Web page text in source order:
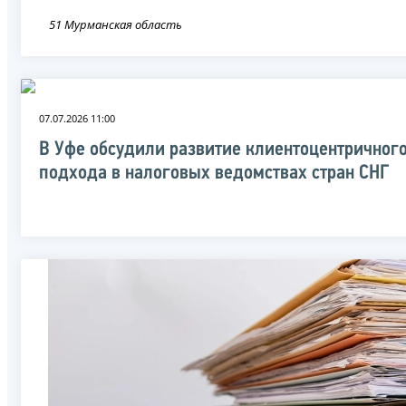
51 Мурманская область
07.07.2026 11:00
В Уфе обсудили развитие
подхода в налоговых ведомствах стран СНГ